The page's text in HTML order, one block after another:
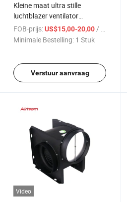
Kleine maat ultra stille
luchtblazer ventilator
groothandel OEM frisse
luchtvoorziening rookafvoer
FOB-prijs:US$15,00-20,00/ Stuk
Minimale Bestelling: 1 Stuk
Verstuur aanvraag
Video